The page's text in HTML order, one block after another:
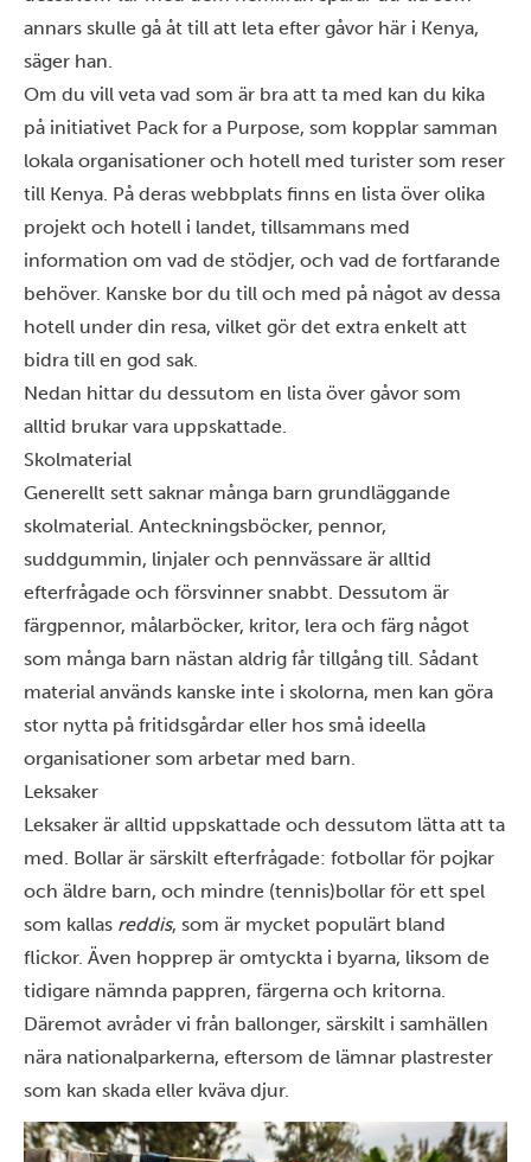
annars skulle gå åt till att leta efter gåvor här i Kenya,
säger han.
Om du vill veta vad som är bra att ta med kan du kika
på initiativet Pack for a Purpose, som kopplar samman
lokala organisationer och hotell med turister som reser
till Kenya. På deras webbplats finns en lista över olika
projekt och hotell i landet, tillsammans med
information om vad de stödjer, och vad de fortfarande
behöver. Kanske bor du till och med på något av dessa
hotell under din resa, vilket gör det extra enkelt att
bidra till en god sak.
Nedan hittar du dessutom en lista över gåvor som
alltid brukar vara uppskattade.
Skolmaterial
Generellt sett saknar många barn grundläggande
skolmaterial. Anteckningsböcker, pennor,
suddgummin, linjaler och pennvässare är alltid
efterfrågade och försvinner snabbt. Dessutom är
färgpennor, målarböcker, kritor, lera och färg något
som många barn nästan aldrig får tillgång till. Sådant
material används kanske inte i skolorna, men kan göra
stor nytta på fritidsgårdar eller hos små ideella
organisationer som arbetar med barn.
Leksaker
Leksaker är alltid uppskattade och dessutom lätta att ta
med. Bollar är särskilt efterfrågade: fotbollar för pojkar
och äldre barn, och mindre (tennis)bollar för ett spel
som kallas reddis, som är mycket populärt bland
flickor. Även hopprep är omtyckta i byarna, liksom de
tidigare nämnda pappren, färgerna och kritorna.
Däremot avråder vi från ballonger, särskilt i samhällen
nära nationalparkerna, eftersom de lämnar plastrester
som kan skada eller kväva djur.